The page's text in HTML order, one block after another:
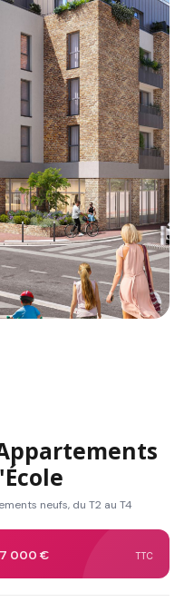
neufs, du T2 au T4
000 € TTC